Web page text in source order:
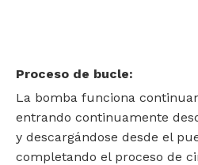
Proceso de bucle:
La bomba funciona
entrando continuamente
y descargándose desde el
completando el proceso de